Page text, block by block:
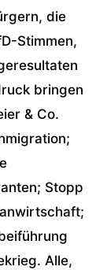
die
Stimmen,
bringen
& Co.
Stopp
Alle,